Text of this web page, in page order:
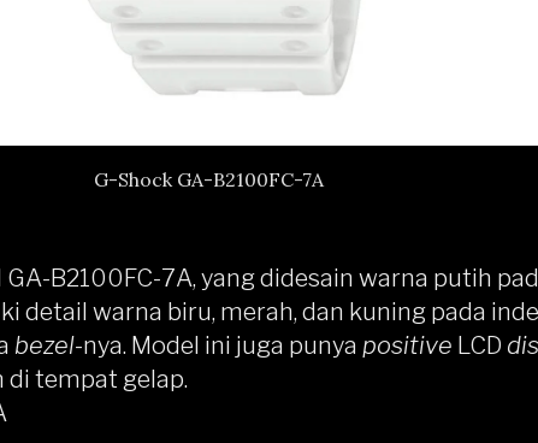
G-Shock GA-B2100FC-7A
B2100FC-7A, yang didesain warna putih
detail warna biru, merah, dan kuning pada
bezel-nya. Model ini juga punya positive LCD
tempat gelap.